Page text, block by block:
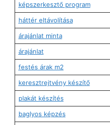
képszerkesztő program
háttér eltávolítása
árajánlat minta
árajánlat
festés árak m2
keresztrejtvény készítő
plakát készítés
baglyos képzés